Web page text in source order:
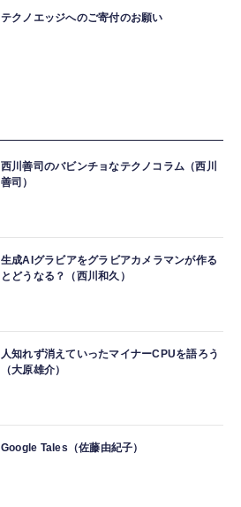
テクノエッジへのご寄付のお願い
西川善司のバビンチョなテクノコラム（西川
善司）
生成AIグラビアをグラビアカメラマンが作る
とどうなる？（西川和久）
人知れず消えていったマイナーCPUを語ろう
（大原雄介）
Google Tales（佐藤由紀子）